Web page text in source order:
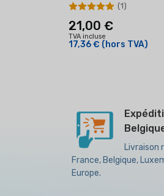
21,00 €
TVA incluse
17,36 € (hors TVA)
(1)
Livraison
France, Belgique,
Europe.